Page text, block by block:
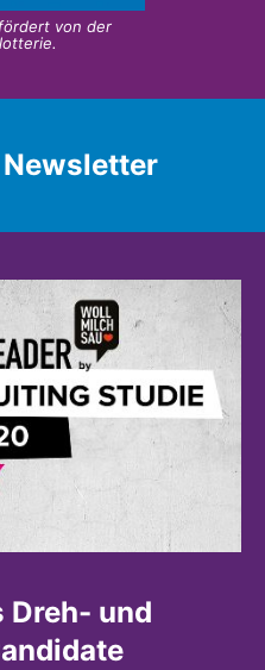
von der
Newsletter
Dreh- und